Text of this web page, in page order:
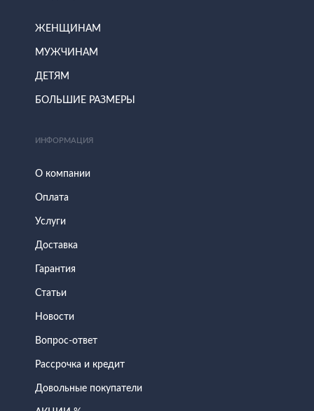
ЖЕНЩИНАМ
МУЖЧИНАМ
ДЕТЯМ
БОЛЬШИЕ РАЗМЕРЫ
ИНФОРМАЦИЯ
О компании
Оплата
Услуги
Доставка
Гарантия
Статьи
Новости
Вопрос-ответ
Рассрочка и кредит
Довольные покупатели